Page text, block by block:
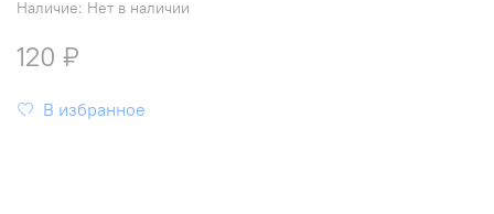
Наличие: Нет в наличии
120 ₽
В избранное